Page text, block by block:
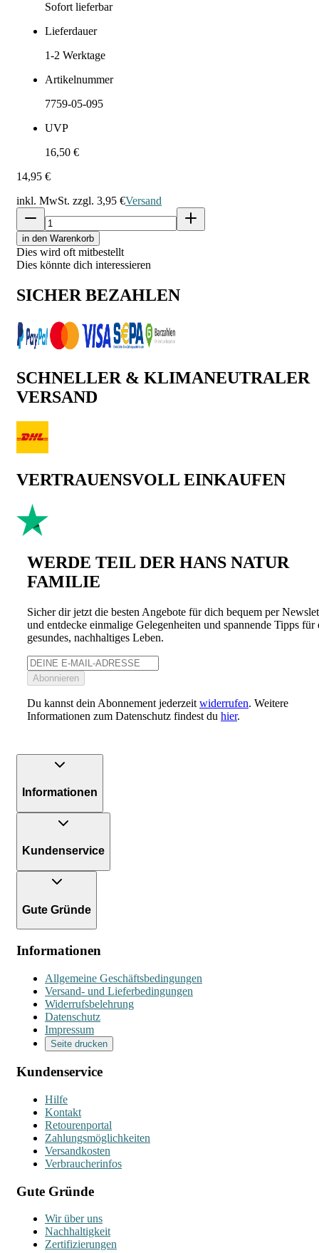
Sofort lieferbar
Lieferdauer
1-2 Werktage
Artikelnummer
7759-05-095
UVP
16,50 €
14,95 €
inkl. MwSt. zzgl. 3,95 €Versand
in den Warenkorb
Dies wird oft mitbestellt
Dies könnte dich interessieren
SICHER BEZAHLEN
SCHNELLER & KLIMANEUTRALER
VERSAND
VERTRAUENSVOLL EINKAUFEN
WERDE TEIL DER HANS NATUR
FAMILIE
Sicher dir jetzt die besten Angebote für dich bequem per
und entdecke einmalige Gelegenheiten und spannende Tipps für
gesundes, nachhaltiges Leben.
Abonnieren
Du kannst dein Abonnement jederzeit widerrufen. Weitere
Informationen zum Datenschutz findest du hier.
Informationen
Kundenservice
Gute Gründe
Informationen
Allgemeine Geschäftsbedingungen
Versand- und Lieferbedingungen
Widerrufsbelehrung
Datenschutz
Impressum
Seite drucken
Kundenservice
Hilfe
Kontakt
Retourenportal
Zahlungsmöglichkeiten
Versandkosten
Verbraucherinfos
Gute Gründe
Wir über uns
Nachhaltigkeit
Zertifizierungen